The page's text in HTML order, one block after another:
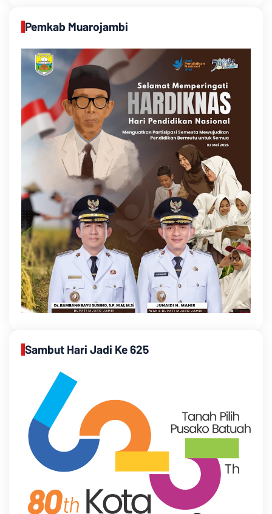
Pemkab Muarojambi
Sambut Hari Jadi Ke 625